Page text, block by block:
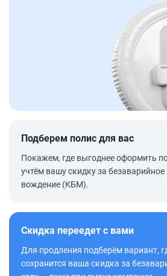
Подберем полис для вас
Покажем, где выгоднее оформить
учтём вашу скидку за безаварийное
вождение (КБМ).
Скидка переедет с вами
Для продления подберём вариант,
сохранится ваша скидка за